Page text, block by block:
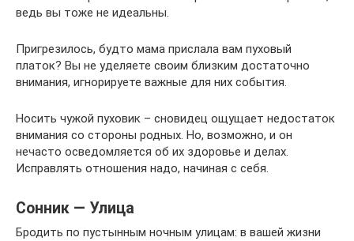
ведь вы тоже не идеальны.
Пригрезилось, будто мама прислала вам пуховый
платок? Вы не уделяете своим близким достаточно
внимания, игнорируете важные для них события.
Носить чужой пуховик – сновидец ощущает недостаток
внимания со стороны родных. Но, возможно, и он
нечасто осведомляется об их здоровье и делах.
Исправлять отношения надо, начиная с себя.
Сонник — Улица
Бродить по пустынным ночным улицам: в вашей жизни